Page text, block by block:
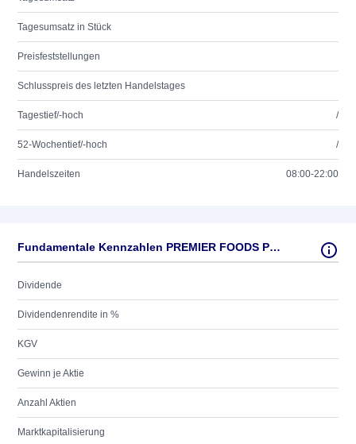
Tagesumsatz in Stück
Preisfeststellungen
Schlusspreis des letzten Handelstages
Tagestief/-hoch /
52-Wochentief/-hoch /
Handelszeiten 08:00-22:00
Fundamentale Kennzahlen PREMIER FOODS PLC LS-,10
Dividende
Dividendenrendite in %
KGV
Gewinn je Aktie
Anzahl Aktien
Marktkapitalisierung